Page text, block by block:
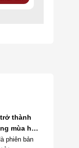
thành
mùa hè
phiên bản